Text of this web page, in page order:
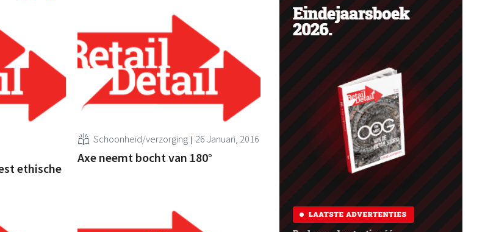
ethische
Schoonheid/verzorging 26 Januari, 2016
Axe neemt bocht van 180°